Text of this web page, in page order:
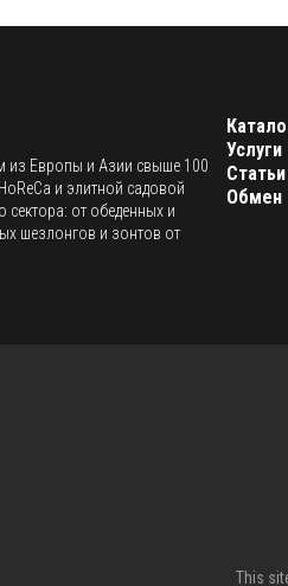
из Европы и Азии свыше 100
и элитной садовой
сектора: от обеденных и
шезлонгов и зонтов от
Услуги
Обмен
This